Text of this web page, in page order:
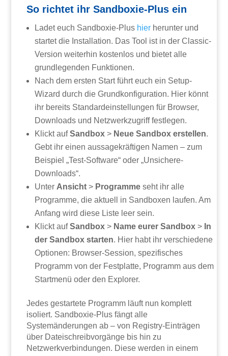
So richtet ihr Sandboxie-Plus ein
Ladet euch Sandboxie-Plus hier herunter und
startet die Installation. Das Tool ist in der Classic-
Version weiterhin kostenlos und bietet alle
grundlegenden Funktionen.
Nach dem ersten Start führt euch ein Setup-
Wizard durch die Grundkonfiguration. Hier könnt
ihr bereits Standardeinstellungen für Browser,
Downloads und Netzwerkzugriff festlegen.
Klickt aufSandbox > Neue Sandbox erstellen.
Gebt ihr einen aussagekräftigen Namen – zum
Beispiel „Test-Software“ oder „Unsichere-
Downloads“.
Unter Ansicht > Programme seht ihr alle
Programme, die aktuell in Sandboxen laufen. Am
Anfang wird diese Liste leer sein.
Klickt aufSandbox > Name eurer Sandbox > In
der Sandbox starten. Hier habt ihr verschiedene
Optionen: Browser-Session, spezifisches
Programm von der Festplatte, Programm aus dem
Startmenü oder den Explorer.
Jedes gestartete Programm läuft nun komplett
isoliert. Sandboxie-Plus fängt alle
Systemänderungen ab – von Registry-Einträgen
über Dateischreibvorgänge bis hin zu
Netzwerkverbindungen. Diese werden in einem